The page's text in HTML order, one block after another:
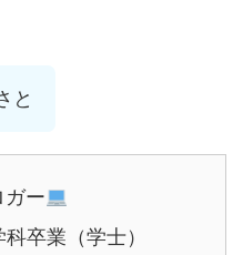
と
ガー
卒業（学士）